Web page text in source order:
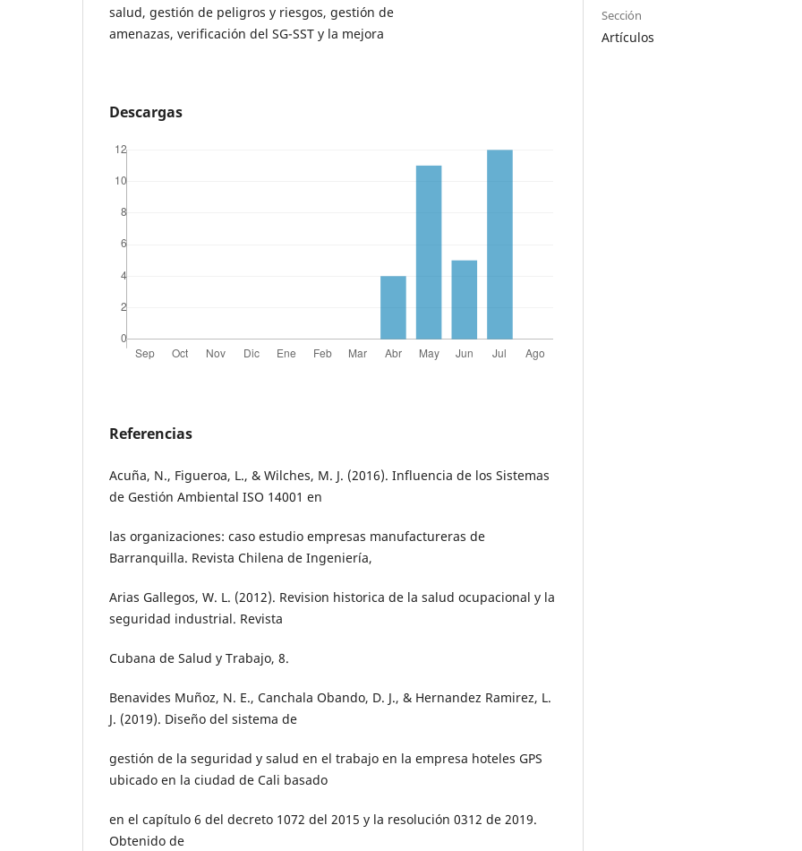
salud, gestión de peligros y riesgos, gestión de
amenazas, verificación del SG-SST y la mejora
Descargas
Referencias
Acuña, N., Figueroa, L., & Wilches, M. J. (2016). Influencia de los Sistemas
de Gestión Ambiental ISO 14001 en
las organizaciones: caso estudio empresas manufactureras de
Barranquilla. Revista Chilena de Ingeniería,
Arias Gallegos, W. L. (2012). Revision historica de la salud ocupacional y la
seguridad industrial. Revista
Cubana de Salud y Trabajo, 8.
Benavides Muñoz, N. E., Canchala Obando, D. J., & Hernandez Ramirez, L.
J. (2019). Diseño del sistema de
gestión de la seguridad y salud en el trabajo en la empresa hoteles GPS
ubicado en la ciudad de Cali basado
en el capítulo 6 del decreto 1072 del 2015 y la resolución 0312 de 2019.
Obtenido de
Sección
Artículos